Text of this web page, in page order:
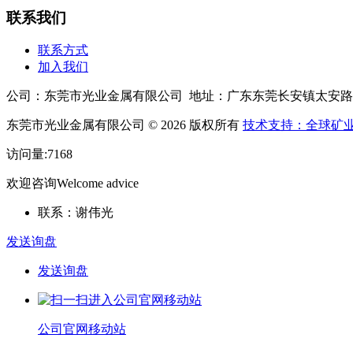
联系我们
联系方式
加入我们
公司：东莞市光业金属有限公司 地址：广东东莞长安镇太安
东莞市光业金属有限公司 © 2026 版权所有 技术支持：全球矿
访问量:7168
欢迎咨询Welcome advice
联系：谢伟光
发送询盘
发送询盘
公司官网移动站